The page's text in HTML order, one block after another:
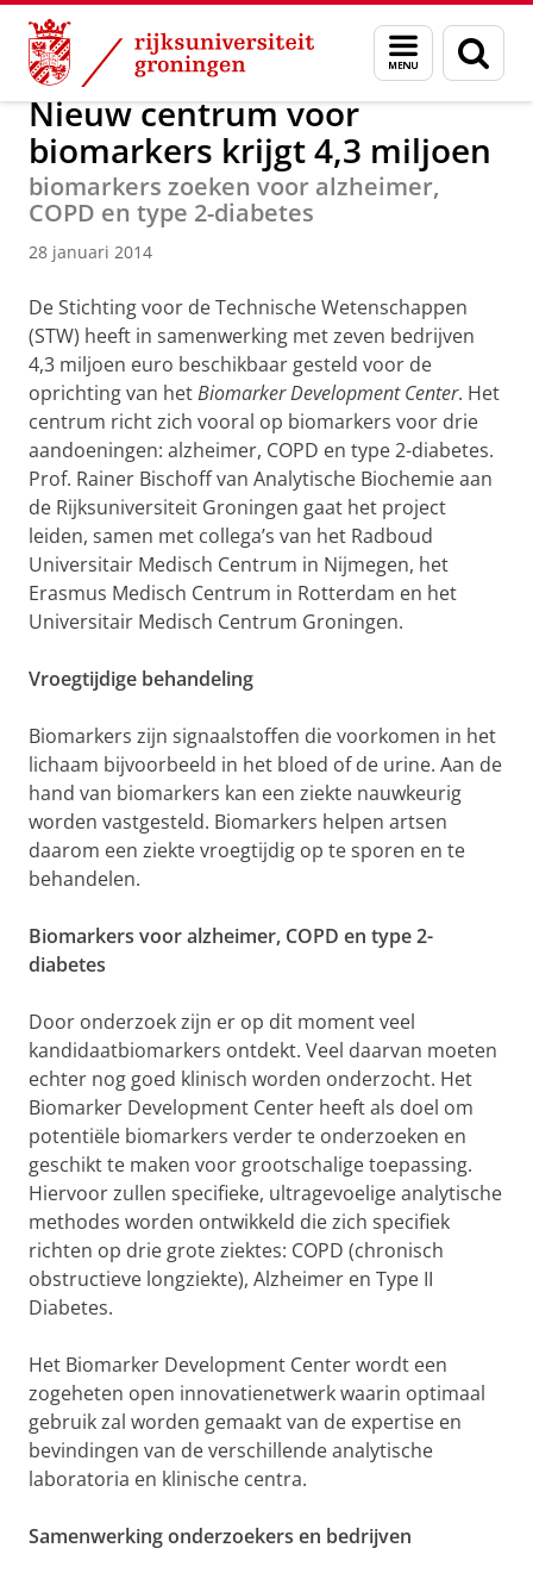
Skip
Content
Skip
Navigation
Menu
en
zoeken
Over ons Actueel Nieuws Nieuwsberichten
Nieuw centrum voor
biomarkers krijgt 4,3 miljoen
biomarkers zoeken voor alzheimer,
COPD en type 2-diabetes
28 januari 2014
De Stichting voor de Technische Wetenschappen
(STW) heeft in samenwerking met zeven bedrijven
4,3 miljoen euro beschikbaar gesteld voor de
oprichting van hetBiomarker Development Center. Het
centrum richt zich vooral op biomarkers voor drie
aandoeningen: alzheimer, COPD en type 2-diabetes.
Prof. Rainer Bischoff van Analytische Biochemie aan
de Rijksuniversiteit Groningen gaat het project
leiden, samen met collega’s van het Radboud
Universitair Medisch Centrum in Nijmegen, het
Erasmus Medisch Centrum in Rotterdam en het
Universitair Medisch Centrum Groningen.
Vroegtijdige behandeling
Biomarkers zijn signaalstoffen die voorkomen in het
lichaam bijvoorbeeld in het bloed of de urine. Aan de
hand van biomarkers kan een ziekte nauwkeurig
worden vastgesteld. Biomarkers helpen artsen
daarom een ziekte vroegtijdig op te sporen en te
behandelen.
Biomarkers voor alzheimer, COPD en type 2-
diabetes
Door onderzoek zijn er op dit moment veel
kandidaatbiomarkers ontdekt. Veel daarvan moeten
echter nog goed klinisch worden onderzocht. Het
Biomarker Development Center heeft als doel om
potentiële biomarkers verder te onderzoeken en
geschikt te maken voor grootschalige toepassing.
Hiervoor zullen specifieke, ultragevoelige analytische
methodes worden ontwikkeld die zich specifiek
richten op drie grote ziektes: COPD (chronisch
obstructieve longziekte), Alzheimer en Type II
Diabetes.
Het Biomarker Development Center wordt een
zogeheten open innovatienetwerk waarin optimaal
gebruik zal worden gemaakt van de expertise en
bevindingen van de verschillende analytische
laboratoria en klinische centra.
Samenwerking onderzoekers en bedrijven